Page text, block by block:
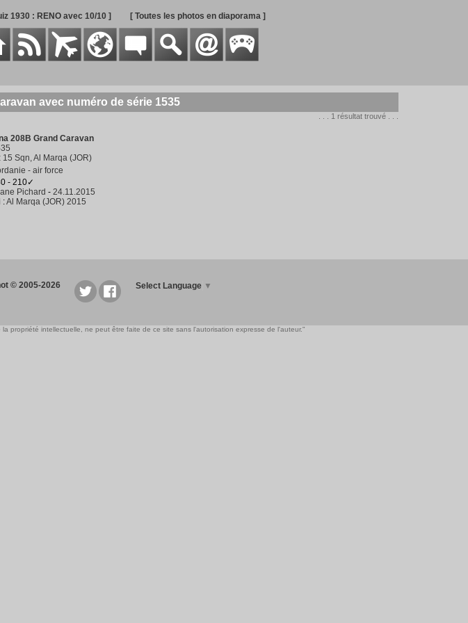
1930 : RENO avec 10/10 ] [ Toutes les photos en diaporama ]
avec numéro de série 1535
. . . 1 résultat trouvé . . .
208B Grand Caravan
: 15 Sqn, Al Marqa (JOR)
- air force
- 210✓
Pichard - 24.11.2015
:Al Marqa (JOR) 2015
© 2005-2026 Select Language ▼
propriété intellectuelle, ne peut être faite de ce site sans l'autorisation expresse de l'auteur."